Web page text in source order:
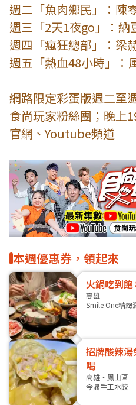
週二「魚肉鄉民」：陳
週三「2天1夜go」：納
週四「瘋狂總部」：梁
週五「熱血48小時」：
網路限定彩蛋版週二至
食尚玩家粉絲團；晚上
官網、Youtube頻道
本週優惠券，領起來
火鍋吃到飽
高雄
Smile One精緻
招牌酸辣湯
喝
高雄・鳳山區
今鼎手工水餃